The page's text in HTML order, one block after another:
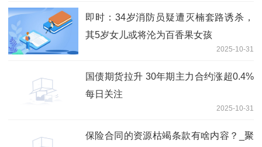
即时：34岁消防员疑遭灭楠套路诱杀，
其5岁女儿或将沦为百香果女孩
2025-10-31
国债期货拉升 30年期主力合约涨超0.4%
每日关注
2025-10-31
保险合同的资源枯竭条款有啥内容？_聚